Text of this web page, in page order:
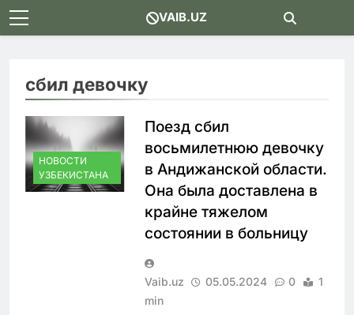
Skip
to
VAIB.UZ
сбил девочку
НОВОСТИ
УЗБЕКИСТАНА
Поезд сбил
восьмилетнюю девочку
в Андижанской области.
Она была доставлена в
крайне тяжелом
состоянии в больницу
Vaib.uz 05.05.2024 0
1
min